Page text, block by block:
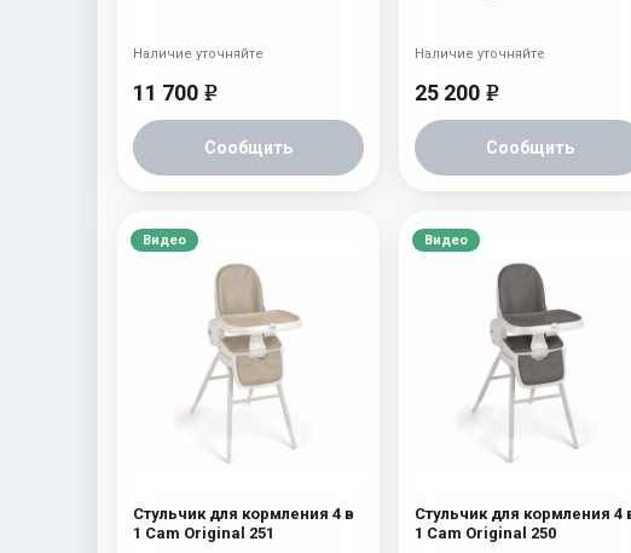
11 700 e
Сообщить
Наличие уточняйте
25 200 e
Сообщить
Наличие уточняйте
Видео
Стульчик для кормления 4 в
1 Cam Original 251
Видео
Стульчик для кормления 4
1 Cam Original 250